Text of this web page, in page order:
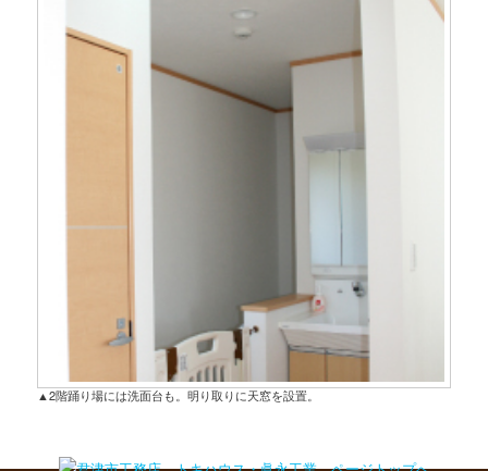
▲2階踊り場には洗面台も。明り取りに天窓を設置。